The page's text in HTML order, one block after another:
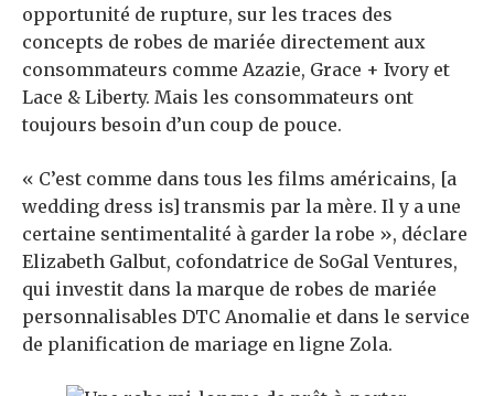
opportunité de rupture, sur les traces des
concepts de robes de mariée directement aux
consommateurs comme Azazie, Grace + Ivory et
Lace & Liberty. Mais les consommateurs ont
toujours besoin d’un coup de pouce.
« C’est comme dans tous les films américains, [a
wedding dress is] transmis par la mère. Il y a une
certaine sentimentalité à garder la robe », déclare
Elizabeth Galbut, cofondatrice de SoGal Ventures,
qui investit dans la marque de robes de mariée
personnalisables DTC Anomalie et dans le service
de planification de mariage en ligne Zola.